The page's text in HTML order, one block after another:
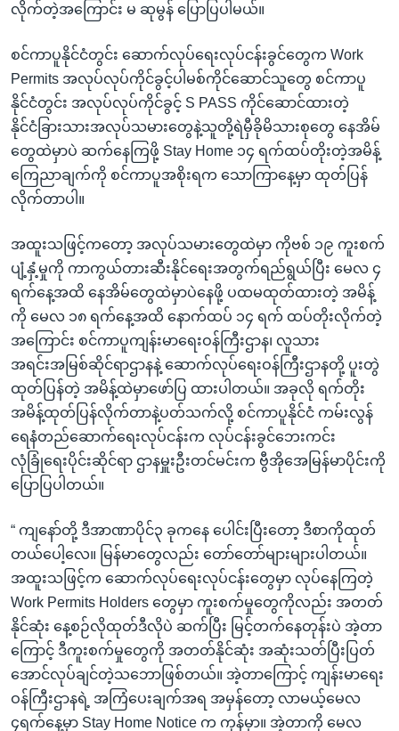
လိုက်တဲ့အကြောင်း မ ဆုမွန် ပြောပြပါမယ်။
စင်ကာပူနိုင်ငံတွင်း ဆောက်လုပ်ရေးလုပ်ငန်းခွင်တွေက Work
Permits အလုပ်လုပ်ကိုင်ခွင့်ပါမစ်ကိုင်ဆောင်သူတွေ စင်ကာပူ
နိုင်ငံတွင်း အလုပ်လုပ်ကိုင်ခွင့် S PASS ကိုင်ဆောင်ထားတဲ့
နိုင်ငံခြားသားအလုပ်သမားတွေနဲ့သူတို့ရဲမှီခိုမိသားစုတွေ နေအိမ်
တွေထဲမှာပဲ ဆက်နေကြဖို့ Stay Home ၁၄ ရက်ထပ်တိုးတဲ့အမိန့်
ကြေညာချက်ကို စင်ကာပူအစိုးရက သောကြာနေ့မှာ ထုတ်ပြန်
လိုက်တာပါ။
အထူးသဖြင့်ကတော့ အလုပ်သမားတွေထဲမှာ ကိုဗစ် ၁၉ ကူးစက်
ပျံ့နှံ့မှုကို ကာကွယ်တားဆီးနိုင်ရေးအတွက်ရည်ရွယ်ပြီး မေလ ၄
ရက်နေ့အထိ နေအိမ်တွေထဲမှာပဲနေဖို့ ပထမထုတ်ထားတဲ့ အမိန့်
ကို မေလ ၁၈ ရက်နေ့အထိ နောက်ထပ် ၁၄ ရက် ထပ်တိုးလိုက်တဲ့
အကြောင်း စင်ကာပူကျန်းမာရေးဝန်ကြီးဌာန၊ လူသား
အရင်းအမြစ်ဆိုင်ရာဌာနနဲ့ ဆောက်လုပ်ရေးဝန်ကြီးဌာနတို့ ပူးတွဲ
ထုတ်ပြန်တဲ့ အမိန့်ထဲမှာဖော်ပြ ထားပါတယ်။ အခုလို ရက်တိုး
အမိန့်ထုတ်ပြန်လိုက်တာနဲ့ပတ်သက်လို့ စင်ကာပူနိုင်ငံ ကမ်းလွန်
ရေနံတည်ဆောက်ရေးလုပ်ငန်းက လုပ်ငန်းခွင်ဘေးကင်း
လုံခြုံရေးပိုင်းဆိုင်ရာ ဌာနမှူးဦးတင်မင်းက ဗွီအိုအေမြန်မာပိုင်းကို
ပြောပြပါတယ်။
“ ကျနော်တို့ ဒီအာဏာပိုင်၃ ခုကနေ ပေါင်းပြီးတော့ ဒီစာကိုထုတ်
တယ်ပေါ့လေ။ မြန်မာတွေလည်း တော်တော်များများပါတယ်။
အထူးသဖြင့်က ဆောက်လုပ်ရေးလုပ်ငန်းတွေမှာ လုပ်နေကြတဲ့
Work Permits Holders တွေမှာ ကူးစက်မှုတွေကိုလည်း အတတ်
နိုင်ဆုံး နေ့စဉ်လိုထုတ်ဒီလိုပဲ ဆက်ပြီး မြင့်တက်နေတုန်းပဲ အဲ့တာ
ကြောင့် ဒီကူးစက်မှုတွေကို အတတ်နိုင်ဆုံး အဆုံးသတ်ပြီးပြတ်
အောင်လုပ်ချင်တဲ့သဘောဖြစ်တယ်။ အဲ့တာကြောင့် ကျန်းမာရေး
ဝန်ကြီးဌာနရဲ့ အကြံပေးချက်အရ အမှန်တော့ လာမယ့်မေလ
၄ရက်နေ့မှာ Stay Home Notice က ကုန်မှာ။ အဲ့တာကို မေလ